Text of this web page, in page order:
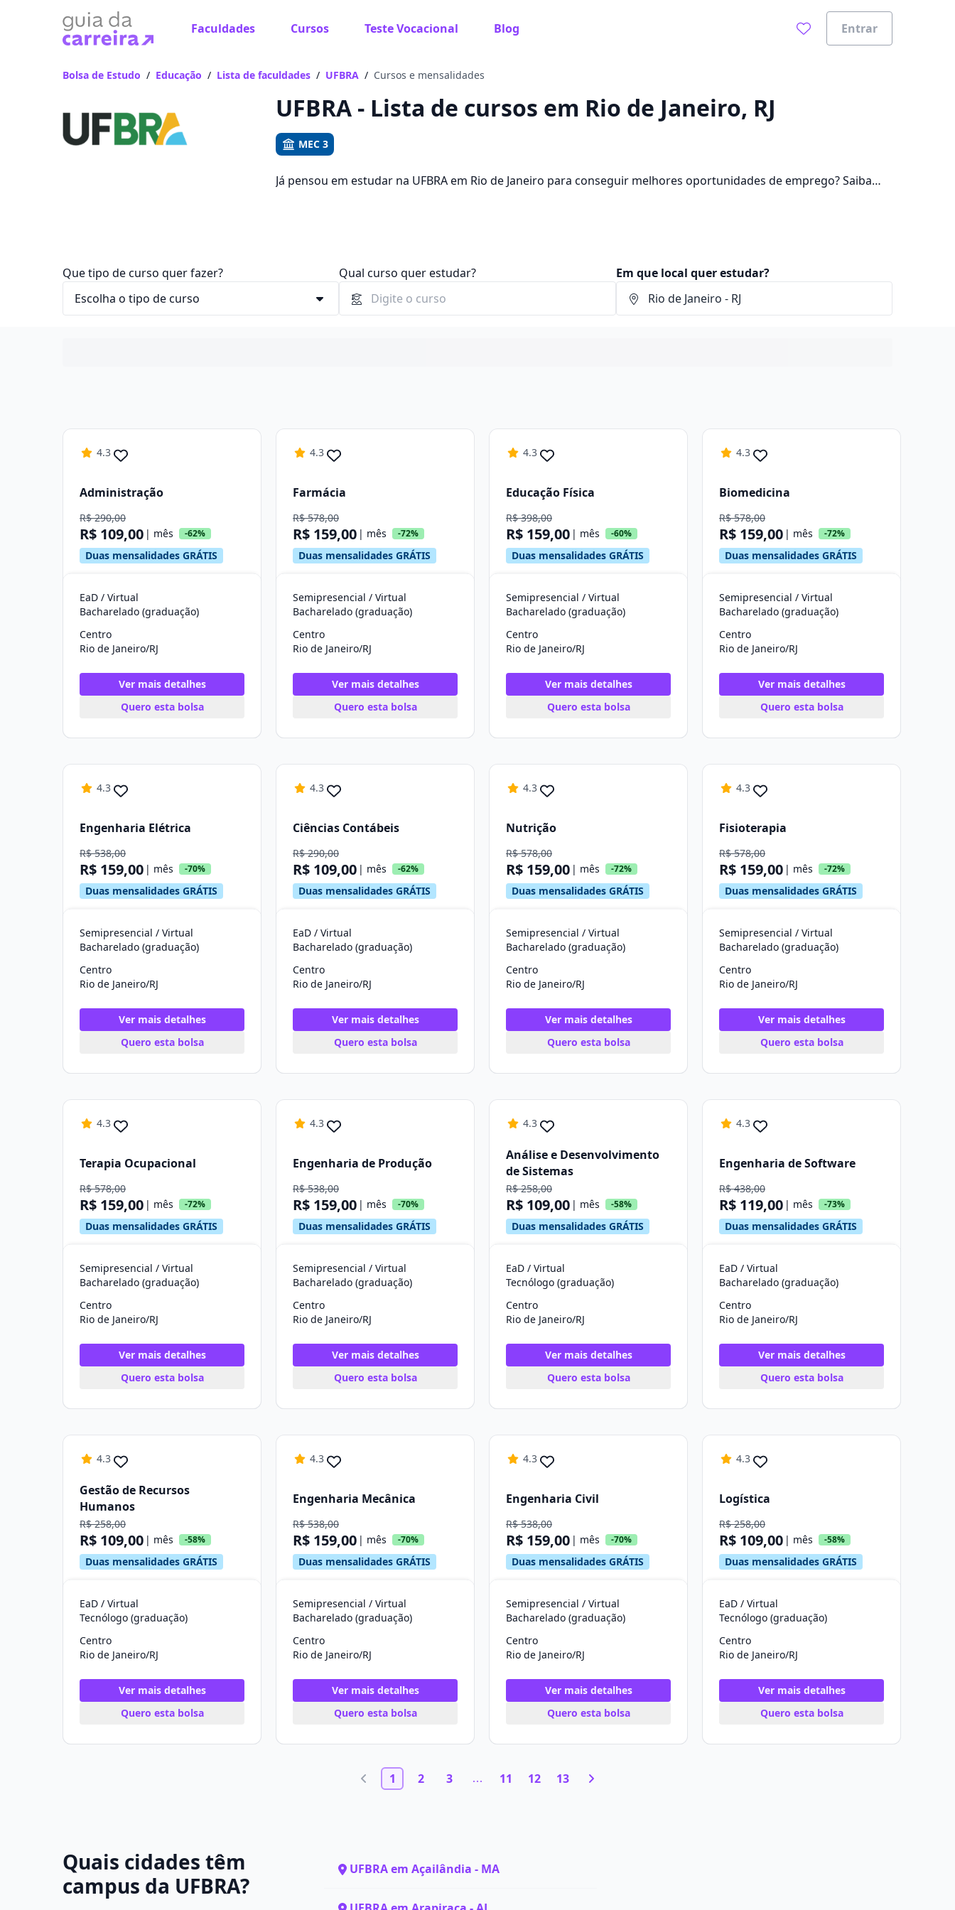
Faculdades Cursos Teste Vocacional Blog Entrar
Vamos te guiar no caminho ideal para seus estudos
Bolsa de Estudo / Educação / Lista de faculdades / UFBRA / Cursos e mensalidades
UFBRA - Lista de cursos em Rio de Janeiro, RJ
MEC 3
Já pensou em estudar na UFBRA em Rio de Janeiro para conseguir melhores oportunidades de emprego? Saiba
Que tipo de curso quer fazer? Qual curso quer estudar? Em que local quer estudar?
4.3
Administração
R$ 290,00
R$ 109,00 | mês -62%
Duas mensalidades GRÁTIS
EaD / Virtual
Bacharelado (graduação)
Centro
Rio de Janeiro/RJ
Ver mais detalhes
Quero esta bolsa
4.3
Farmácia
R$ 578,00
R$ 159,00 | mês -72%
Duas mensalidades GRÁTIS
Semipresencial / Virtual
Bacharelado (graduação)
Centro
Rio de Janeiro/RJ
Ver mais detalhes
Quero esta bolsa
4.3
Educação Física
R$ 398,00
R$ 159,00 | mês -60%
Duas mensalidades GRÁTIS
Semipresencial / Virtual
Bacharelado (graduação)
Centro
Rio de Janeiro/RJ
Ver mais detalhes
Quero esta bolsa
4.3
Biomedicina
R$ 578,00
R$ 159,00 | mês -72%
Duas mensalidades GRÁTIS
Semipresencial / Virtual
Bacharelado (graduação)
Centro
Rio de Janeiro/RJ
Ver mais detalhes
Quero esta bolsa
4.3
Engenharia Elétrica
R$ 538,00
R$ 159,00 | mês -70%
Duas mensalidades GRÁTIS
Semipresencial / Virtual
Bacharelado (graduação)
Centro
Rio de Janeiro/RJ
Ver mais detalhes
Quero esta bolsa
4.3
Ciências Contábeis
R$ 290,00
R$ 109,00 | mês -62%
Duas mensalidades GRÁTIS
EaD / Virtual
Bacharelado (graduação)
Centro
Rio de Janeiro/RJ
Ver mais detalhes
Quero esta bolsa
4.3
Nutrição
R$ 578,00
R$ 159,00 | mês -72%
Duas mensalidades GRÁTIS
Semipresencial / Virtual
Bacharelado (graduação)
Centro
Rio de Janeiro/RJ
Ver mais detalhes
Quero esta bolsa
4.3
Fisioterapia
R$ 578,00
R$ 159,00 | mês -72%
Duas mensalidades GRÁTIS
Semipresencial / Virtual
Bacharelado (graduação)
Centro
Rio de Janeiro/RJ
Ver mais detalhes
Quero esta bolsa
4.3
Terapia Ocupacional
R$ 578,00
R$ 159,00 | mês -72%
Duas mensalidades GRÁTIS
Semipresencial / Virtual
Bacharelado (graduação)
Centro
Rio de Janeiro/RJ
Ver mais detalhes
Quero esta bolsa
4.3
Engenharia de Produção
R$ 538,00
R$ 159,00 | mês -70%
Duas mensalidades GRÁTIS
Semipresencial / Virtual
Bacharelado (graduação)
Centro
Rio de Janeiro/RJ
Ver mais detalhes
Quero esta bolsa
4.3
Análise e Desenvolvimento
de Sistemas
R$ 258,00
R$ 109,00 | mês -58%
Duas mensalidades GRÁTIS
EaD / Virtual
Tecnólogo (graduação)
Centro
Rio de Janeiro/RJ
Ver mais detalhes
Quero esta bolsa
4.3
Engenharia de Software
R$ 438,00
R$ 119,00 | mês -73%
Duas mensalidades GRÁTIS
EaD / Virtual
Bacharelado (graduação)
Centro
Rio de Janeiro/RJ
Ver mais detalhes
Quero esta bolsa
4.3
Gestão de Recursos
Humanos
R$ 258,00
R$ 109,00 | mês -58%
Duas mensalidades GRÁTIS
EaD / Virtual
Tecnólogo (graduação)
Centro
Rio de Janeiro/RJ
Ver mais detalhes
Quero esta bolsa
4.3
Engenharia Mecânica
R$ 538,00
R$ 159,00 | mês -70%
Duas mensalidades GRÁTIS
Semipresencial / Virtual
Bacharelado (graduação)
Centro
Rio de Janeiro/RJ
Ver mais detalhes
Quero esta bolsa
4.3
Engenharia Civil
R$ 538,00
R$ 159,00 | mês -70%
Duas mensalidades GRÁTIS
Semipresencial / Virtual
Bacharelado (graduação)
Centro
Rio de Janeiro/RJ
Ver mais detalhes
Quero esta bolsa
4.3
Logística
R$ 258,00
R$ 109,00 | mês -58%
Duas mensalidades GRÁTIS
EaD / Virtual
Tecnólogo (graduação)
Centro
Rio de Janeiro/RJ
Ver mais detalhes
Quero esta bolsa
1 2 3 11 12 13
Quais cidades têm
campus da UFBRA?
UFBRA em Açailândia - MA